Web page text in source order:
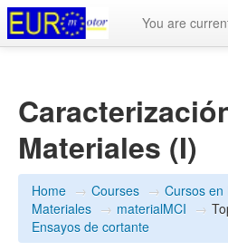
You are
Materiales (I)
Home → Courses → Cursos en
Materiales → materialMCI →
Ensayos de cortante